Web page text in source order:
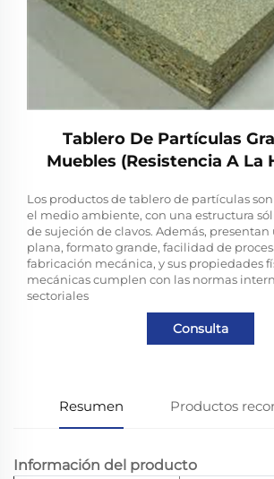
Tablero De Partículas
Muebles (Resistencia A La
Los productos de tablero de partículas
el medio ambiente, con una estructura
de sujeción de clavos. Además,
plana, formato grande, facilidad de
fabricación mecánica, y sus propiedades
mecánicas cumplen con las normas
sectoriales
Consulta
Resumen Productos
Información del producto